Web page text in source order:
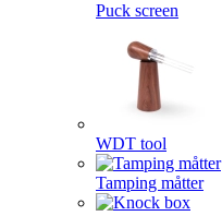
Puck screen
WDT tool
Tamping måtter